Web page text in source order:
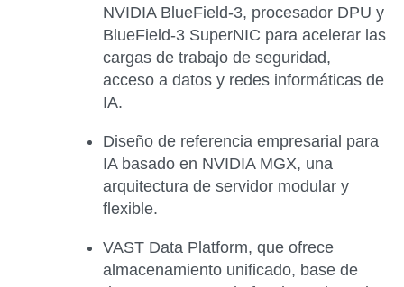
NVIDIA BlueField-3, procesador DPU y
BlueField-3 SuperNIC para acelerar las
cargas de trabajo de seguridad,
acceso a datos y redes informáticas de
IA.
Diseño de referencia empresarial para
IA basado en NVIDIA MGX, una
arquitectura de servidor modular y
flexible.
VAST Data Platform, que ofrece
almacenamiento unificado, base de